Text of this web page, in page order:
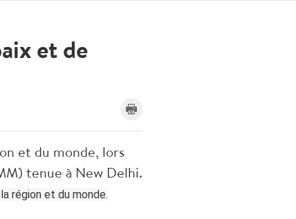
et de
et du monde, lors
tenue à New Delhi.
région et du monde.